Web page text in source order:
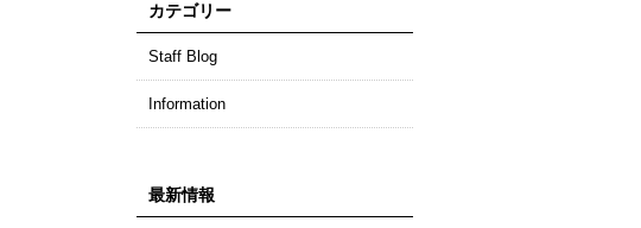
カテゴリー
Staff Blog
Information
最新情報